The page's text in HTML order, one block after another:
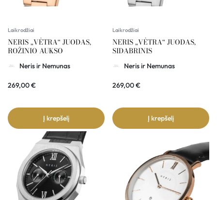
Laikrodžiai
NERIS „VĖTRA“ JUODAS,
ROŽINIO AUKSO
Neris ir Nemunas
269,00€
Į krepšelį
Laikrodžiai
NERIS „VĖTRA“ JUODAS,
SIDABRINIS
Neris ir Nemunas
269,00€
Į krepšelį